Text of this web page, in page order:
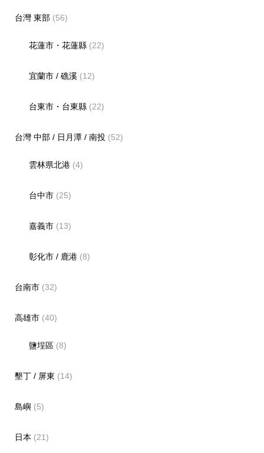
台灣 東部(56)
花蓮市・花蓮縣 (22)
宜蘭市 / 礁溪 (12)
台東市・台東縣 (22)
台灣 中部 / 日月潭 / 南投(52)
雲林県北港 (4)
台中市 (25)
嘉義市 (13)
彰化市 / 鹿港 (8)
台南市(32)
高雄市(40)
鹽埕區 (8)
墾丁 / 屏東 (14)
島嶼(5)
日本 (21)